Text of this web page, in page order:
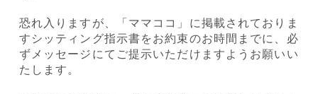
恐れ入りますが、「ママココ」に掲載されておりま
すシッティング指示書をお約束のお時間までに、必
ずメッセージにてご提示いただけますようお願いい
たします。